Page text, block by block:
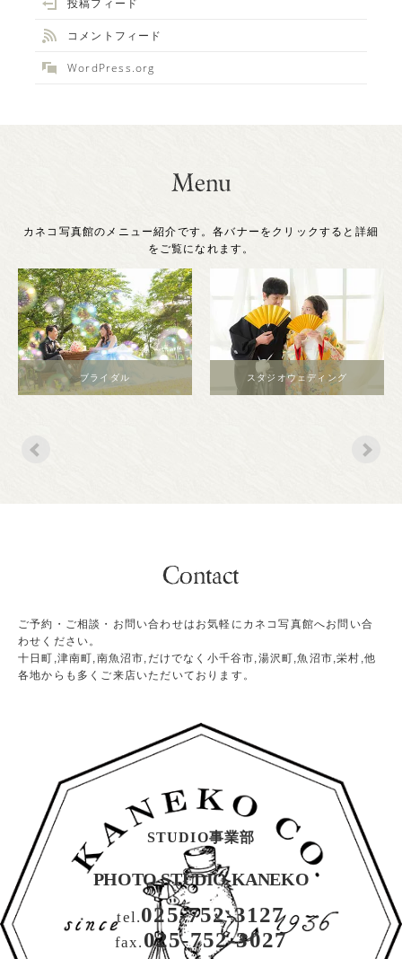
投稿フィード
コメントフィード
WordPress.org
カネコ写真館のメニュー紹介です。各バナーをクリックすると詳細
をご覧になれます。
ブライダル スタジオウェディング
ご予約・ご相談・お問い合わせはお気軽にカネコ写真館へお問い合
わせください。
十日町,津南町,南魚沼市,だけでなく小千谷市,湯沢町,魚沼市,栄村,他
各地からも多くご来店いただいております。
STUDIO事業部
PHOTO STUDIO KANEKO
tel.025-752-3127
fax. 025-752-3027